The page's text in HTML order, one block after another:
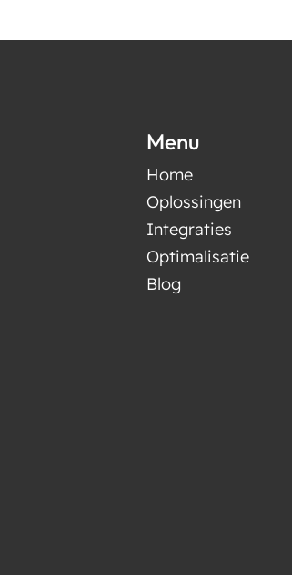
Menu
Home
Oplossingen
Integraties
Optimalisatie
Blog